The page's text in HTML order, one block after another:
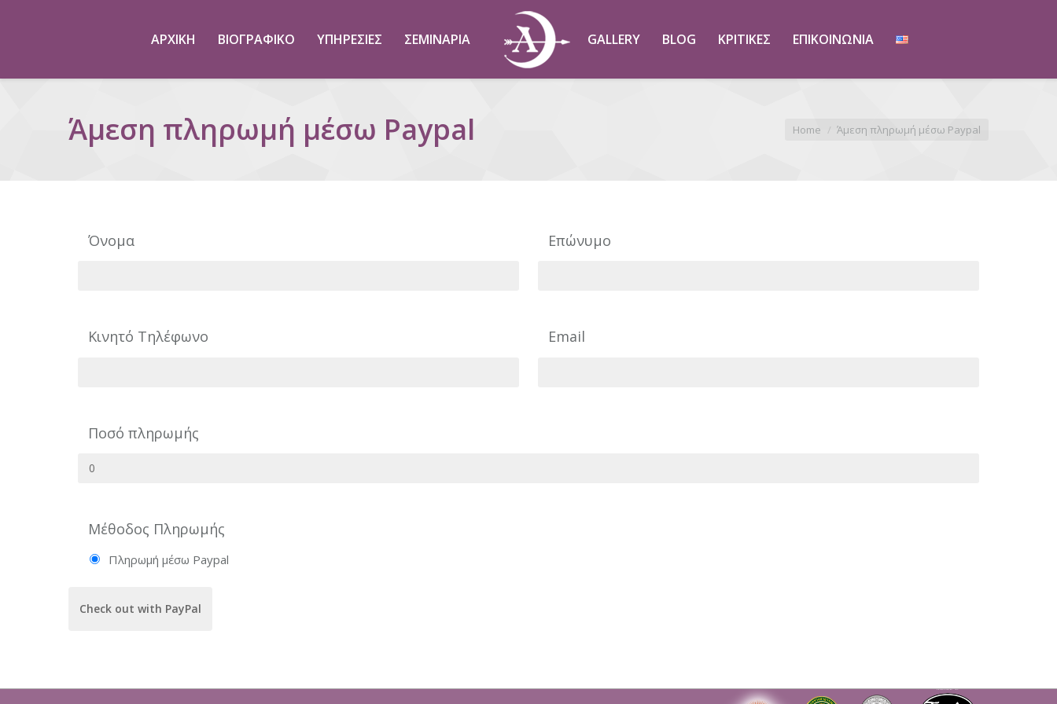
ΑΡΧΙΚΉ ΒΙΟΓΡΑΦΙΚΌ ΥΠΗΡΕΣΊΕΣ ΣΕΜΙΝΑΡΙΑ GALLERY BLOG ΚΡΙΤΙΚΈΣ ΕΠΙΚΟΙΝΩΝΊΑ
Άμεση πληρωμή μέσω Paypal Home Άμεση πληρωμή μέσω Paypal
Όνομα Επώνυμο
Κινητό Τηλέφωνο Email
Ποσό πληρωμής
Μέθοδος Πληρωμής
Πληρωμή μέσω Paypal